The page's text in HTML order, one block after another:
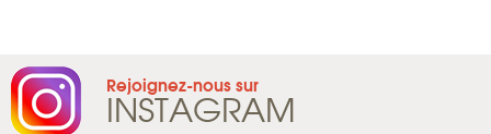
Rejoignez-nous sur
INSTAGRAM